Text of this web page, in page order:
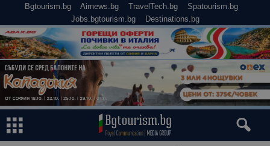
Bgtourism.bg Airnews.bg TravelTech.bg
Spatourism.bg
Jobs.bgtourism.bg
Destinations.bg